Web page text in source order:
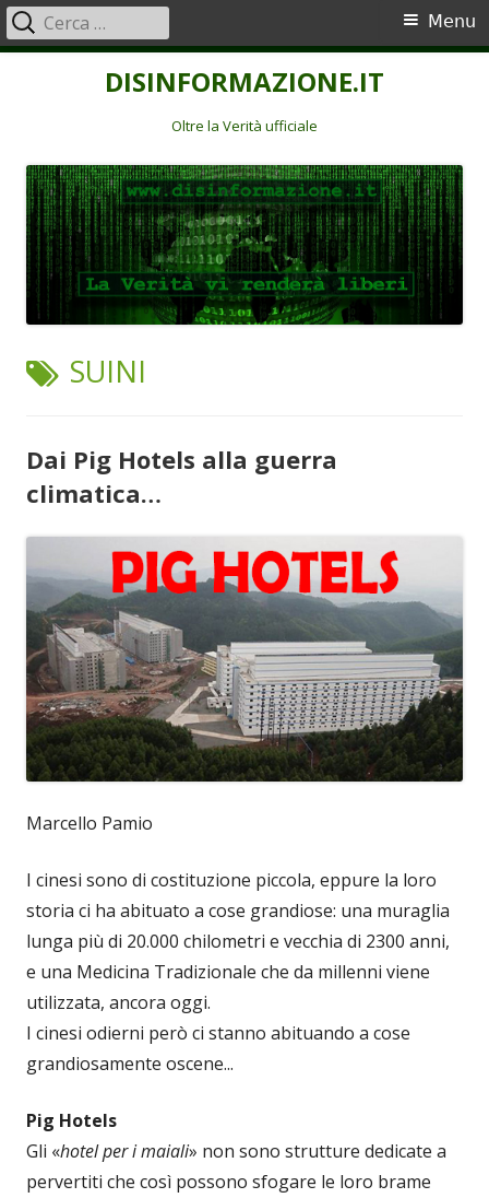
DISINFORMAZIONE.IT
Oltre la Verità ufficiale
Menu
principale
Menu
Ricerca
per:
TAG:
SUINI
Dai Pig Hotels alla guerra
climatica…
Marcello Pamio
I cinesi sono di costituzione piccola, eppure la loro
storia ci ha abituato a cose grandiose: una muraglia
lunga più di 20.000 chilometri e vecchia di 2300 anni,
e una Medicina Tradizionale che da millenni viene
utilizzata, ancora oggi.
I cinesi odierni però ci stanno abituando a cose
grandiosamente oscene...
Pig Hotels
Gli «hotel per i maiali» non sono strutture dedicate a
pervertiti che così possono sfogare le loro brame